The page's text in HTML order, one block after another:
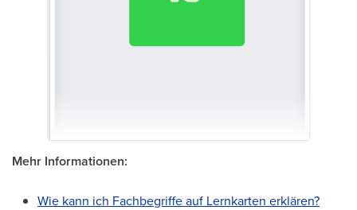
Mehr Informationen:
Wie kann ich Fachbegriffe auf Lernkarten erklären?